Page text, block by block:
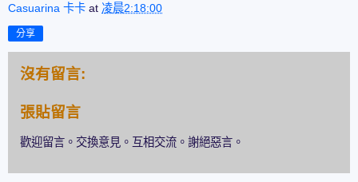
Casuarina 卡卡 at 凌晨2:18:00
分享
沒有留言:
張貼留言
歡迎留言。交換意見。互相交流。謝絕惡言。